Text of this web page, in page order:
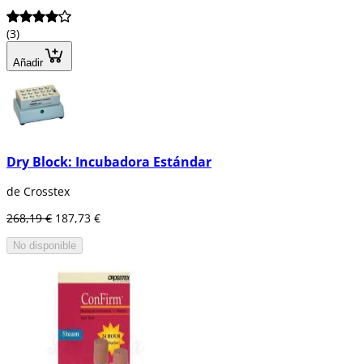
que puedes encontrar en Dentaltix.
(3)
Añadir
Dry Block: Incubadora Estándar
de Crosstex
268,19 € 187,73 €
No disponible